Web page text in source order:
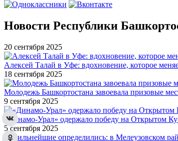
Новости Республики
20 сентября 2025
Алексей Талай в Уфе: вдохновение, которое
18 сентября 2025
Молодежь Башкортостана завоевала призовые
9 сентября 2025
«Динамо-Урал» одержало победу на Открытом
5 сентября 2025